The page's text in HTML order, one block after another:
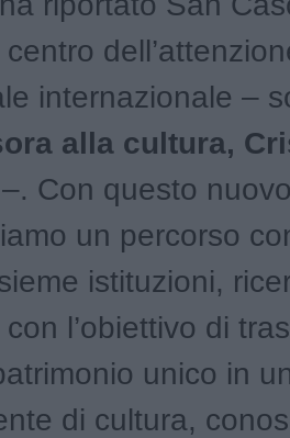
internazionale –
alla cultura,
–. Con questo
un percorso
istituzioni,
l’obiettivo di
unico in
di cultura,